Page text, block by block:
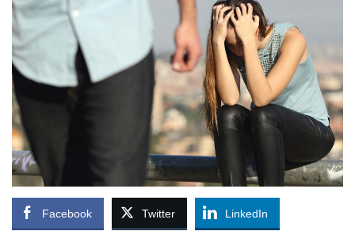
Facebook Twitter LinkedIn